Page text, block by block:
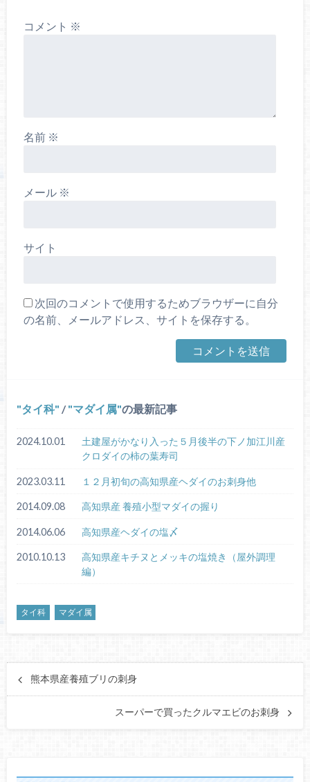
コメント ※
名前 ※
メール ※
サイト
次回のコメントで使用するためブラウザーに自分
の名前、メールアドレス、サイトを保存する。
タイ科 / マダイ属 の最新記事
2024.10.01
土建屋がかなり入った５月後半の下ノ加江川産
クロダイの柿の葉寿司
2023.03.11 １２月初旬の高知県産ヘダイのお刺身他
2014.09.08 高知県産 養殖小型マダイの握り
2014.06.06 高知県産ヘダイの塩〆
2010.10.13
高知県産キチヌとメッキの塩焼き（屋外調理
編）
タイ科 マダイ属
熊本県産養殖ブリの刺身
スーパーで買ったクルマエビのお刺身